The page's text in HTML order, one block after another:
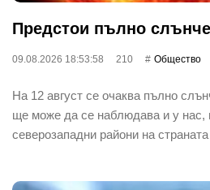
Предстои пълно
09.08.2026 18:53:58 210 Общество
На 12 август се очаква пълно
ще може да се наблюдава и у нас,
северозападни райони на